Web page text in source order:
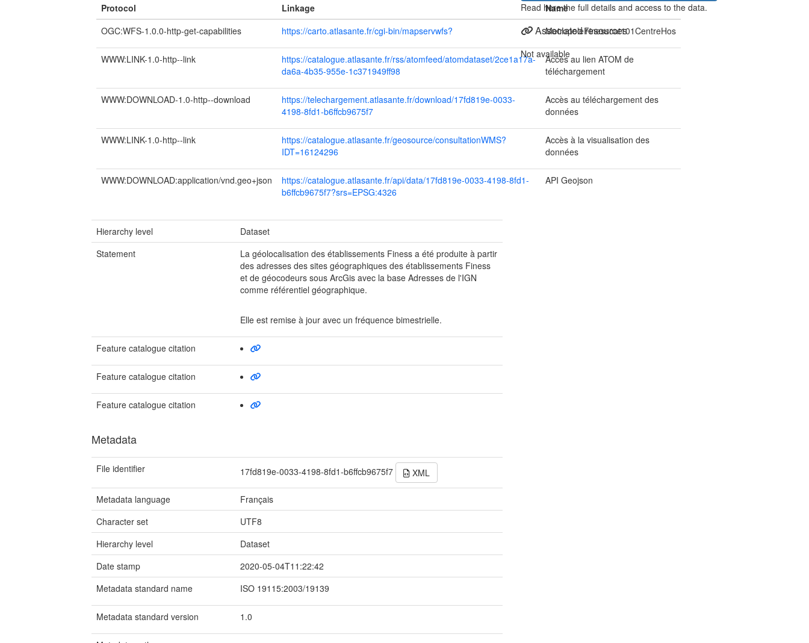
Protocol Linkage
Name
OGC:WFS-1.0.0-http-get-capabilities
https://carto.atlasante.fr/cgi-bin/mapservwfs? MetropoleFinesscat101CentreHos
WWW:LINK-1.0-http--link
https://catalogue.atlasante.fr/rss/atomfeed/atomdataset/2ce1a17a-
da6a-4b35-955e-1c371949ff98
Accès au lien ATOM de
téléchargement
WWW:DOWNLOAD-1.0-http--download
https://telechargement.atlasante.fr/download/17fd819e-0033-
4198-8fd1-b6ffcb9675f7
Accès au téléchargement des
données
WWW:LINK-1.0-http--link
https://catalogue.atlasante.fr/geosource/consultationWMS?
IDT=16124296
Accès à la visualisation des
données
WWW:DOWNLOAD:application/vnd.geo+json
https://catalogue.atlasante.fr/api/data/17fd819e-0033-4198-8fd1-
b6ffcb9675f7?srs=EPSG:4326
API Geojson
Hierarchy level
Dataset
Statement
La géolocalisation des établissements Finess a été produite à partir
des adresses des sites géographiques des établissements Finess
et de géocodeurs sous ArcGis avec la base Adresses de l'IGN
comme référentiel géographique.
Elle est remise à jour avec un fréquence bimestrielle.
Feature catalogue citation
Feature catalogue citation
Feature catalogue citation
Metadata
File identifier 17fd819e-0033-4198-8fd1-b6ffcb9675f7 XML
Metadata language
Français
Character set
UTF8
Hierarchy level
Dataset
Date stamp
2020-05-04T11:22:42
Metadata standard name
ISO 19115:2003/19139
Metadata standard version 1.0
Read here the full details and access to the data.
Associated resources
Not available